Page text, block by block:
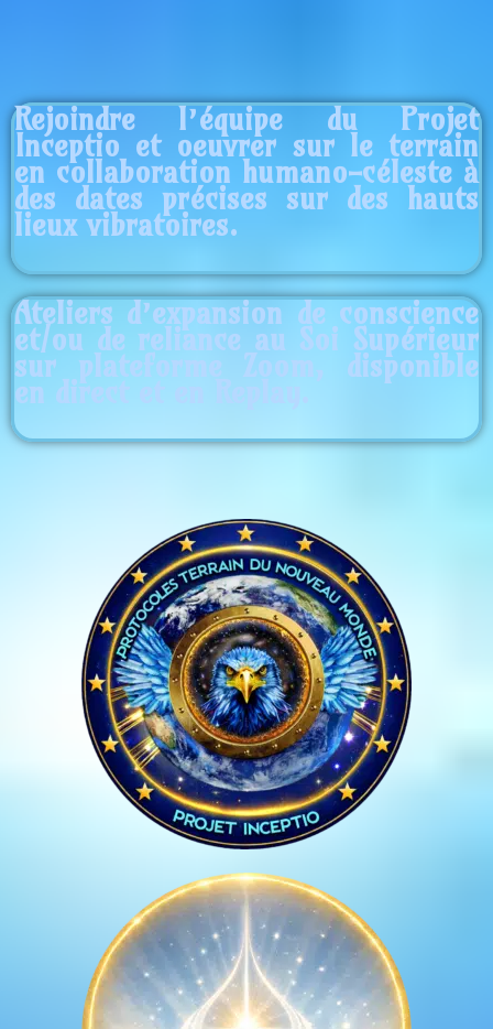
Rejoindre l’équipe du Projet
Inceptio et oeuvrer sur le terrain
en collaboration humano-céleste à
des dates précises sur des hauts
lieux vibratoires.
Ateliers d’expansion de conscience
et/ou de reliance au Soi Supérieur
sur plateforme Zoom, disponible
en direct et en Replay.